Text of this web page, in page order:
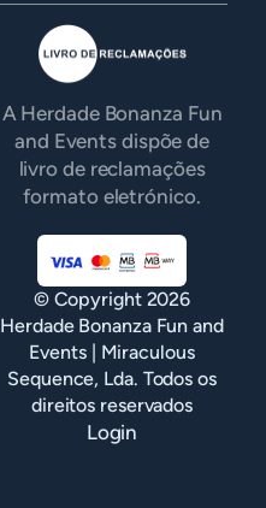
A Herdade Bonanza Fun
and Events dispõe de
livro de reclamações
formato eletrónico.
© Copyright 2026
Herdade Bonanza Fun and
Events | Miraculous
Sequence, Lda. Todos os
direitos reservados
Login